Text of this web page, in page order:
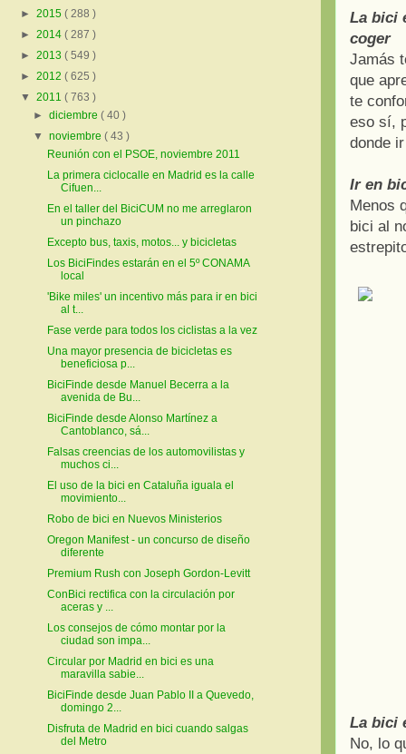
La bici
coger
Jamás
que
te
eso sí,
donde
Ir en
Menos
bici al
La bici
No, lo
► 2015 ( 288 )
► 2014 ( 287 )
► 2013 ( 549 )
► 2012 ( 625 )
▼ 2011 ( 763 )
►diciembre( 40 )
▼noviembre( 43 )
Reunión con el PSOE, noviembre 2011
La primera ciclocalle en Madrid es la calle
Cifuen...
En el taller del BiciCUM no me arreglaron
un pinchazo
Excepto bus, taxis, motos... y bicicletas
Los BiciFindes estarán en el 5º CONAMA
local
'Bike miles' un incentivo más para ir en bici
al t...
Fase verde para todos los ciclistas a la vez
Una mayor presencia de bicicletas es
beneficiosa p...
BiciFinde desde Manuel Becerra a la
avenida de Bu...
BiciFinde desde Alonso Martínez a
Cantoblanco, sá...
Falsas creencias de los automovilistas y
muchos ci...
El uso de la bici en Cataluña iguala el
movimiento...
Robo de bici en Nuevos Ministerios
Oregon Manifest - un concurso de diseño
diferente
Premium Rush con Joseph Gordon-Levitt
ConBici rectifica con la circulación por
aceras y ...
Los consejos de cómo montar por la
ciudad son impa...
Circular por Madrid en bici es una
maravilla sabie...
BiciFinde desde Juan Pablo II a Quevedo,
domingo 2...
Disfruta de Madrid en bici cuando salgas
del Metro